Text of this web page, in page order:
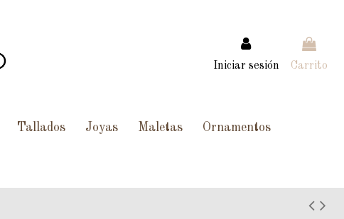
Iniciar sesión Carrito
Tallados Joyas Maletas Ornamentos